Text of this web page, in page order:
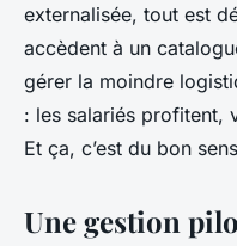
externalisée, tout est
accèdent à un
gérer la moindre
: les salariés profitent,
Et ça, c’est du bon
Une gestion